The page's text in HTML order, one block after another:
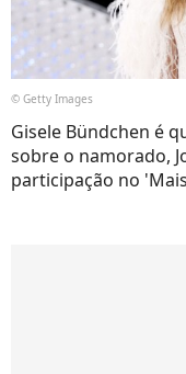
© Getty Images
Gisele Bündchen é
sobre o namorado,
participação no